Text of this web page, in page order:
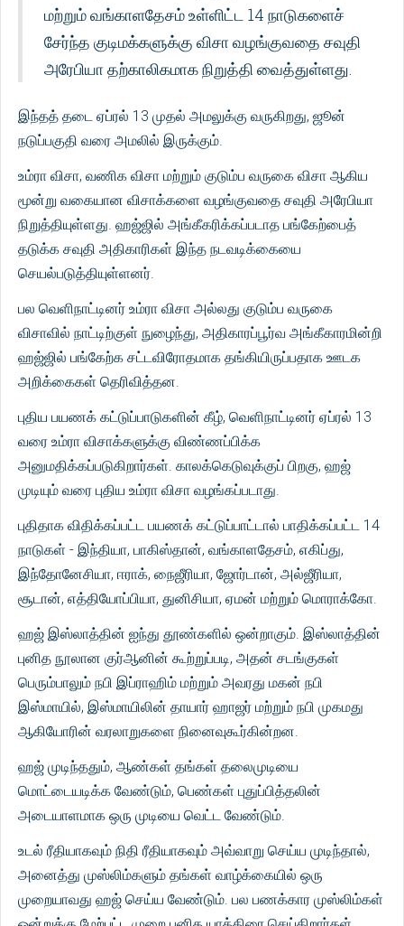
மற்றும் வங்காளதேசம் உள்ளிட்ட 14 நாடுகளைச்
சேர்ந்த குடிமக்களுக்கு விசா வழங்குவதை சவுதி
அரேபியா தற்காலிகமாக நிறுத்தி வைத்துள்ளது.
இந்தத் தடை ஏப்ரல் 13 முதல் அமலுக்கு வருகிறது, ஜூன்
நடுப்பகுதி வரை அமலில் இருக்கும்.
உம்ரா விசா, வணிக விசா மற்றும் குடும்ப வருகை விசா ஆகிய
மூன்று வகையான விசாக்களை வழங்குவதை சவுதி அரேபியா
நிறுத்தியுள்ளது. ஹஜ்ஜில் அங்கீகரிக்கப்படாத பங்கேற்பைத்
தடுக்க சவுதி அதிகாரிகள் இந்த நடவடிக்கையை
செயல்படுத்தியுள்ளனர்.
பல வெளிநாட்டினர் உம்ரா விசா அல்லது குடும்ப வருகை
விசாவில் நாட்டிற்குள் நுழைந்து, அதிகாரப்பூர்வ அங்கீகாரமின்றி
ஹஜ்ஜில் பங்கேற்க சட்டவிரோதமாக தங்கியிருப்பதாக ஊடக
அறிக்கைகள் தெரிவித்தன.
புதிய பயணக் கட்டுப்பாடுகளின் கீழ், வெளிநாட்டினர் ஏப்ரல் 13
வரை உம்ரா விசாக்களுக்கு விண்ணப்பிக்க
அனுமதிக்கப்படுகிறார்கள். காலக்கெடுவுக்குப் பிறகு, ஹஜ்
முடியும் வரை புதிய உம்ரா விசா வழங்கப்படாது.
புதிதாக விதிக்கப்பட்ட பயணக் கட்டுப்பாட்டால் பாதிக்கப்பட்ட 14
நாடுகள் - இந்தியா, பாகிஸ்தான், வங்காளதேசம், எகிப்து,
இந்தோனேசியா, ஈராக், நைஜீரியா, ஜோர்டான், அல்ஜீரியா,
சூடான், எத்தியோப்பியா, துனிசியா, ஏமன் மற்றும் மொராக்கோ.
ஹஜ் இஸ்லாத்தின் ஐந்து தூண்களில் ஒன்றாகும். இஸ்லாத்தின்
புனித நூலான குர்ஆனின் கூற்றுப்படி, அதன் சடங்குகள்
பெரும்பாலும் நபி இப்ராஹிம் மற்றும் அவரது மகன் நபி
இஸ்மாயில், இஸ்மாயிலின் தாயார் ஹாஜர் மற்றும் நபி முகமது
ஆகியோரின் வரலாறுகளை நினைவுகூர்கின்றன.
ஹஜ் முடிந்ததும், ஆண்கள் தங்கள் தலைமுடியை
மொட்டையடிக்க வேண்டும், பெண்கள் புதுப்பித்தலின்
அடையாளமாக ஒரு முடியை வெட்ட வேண்டும்.
உடல் ரீதியாகவும் நிதி ரீதியாகவும் அவ்வாறு செய்ய முடிந்தால்,
அனைத்து முஸ்லிம்களும் தங்கள் வாழ்க்கையில் ஒரு
முறையாவது ஹஜ் செய்ய வேண்டும். பல பணக்கார முஸ்லிம்கள்